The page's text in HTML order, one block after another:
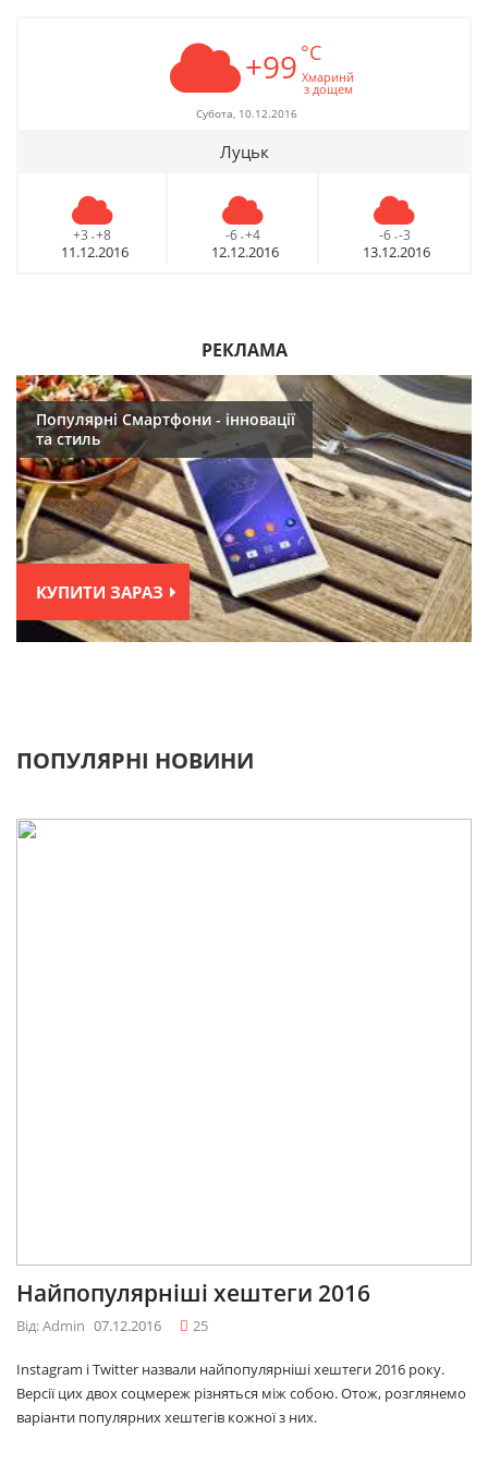
+99 °C
Хмаринй
з дощем
Субота, 10.12.2016
Луцьк
+3 - +8
11.12.2016
-6 - +4
12.12.2016
-6 - -3
13.12.2016
РЕКЛАМА
Популярні Смартфони - інновації
та стиль
КУПИТИ ЗАРАЗ
ПОПУЛЯРНІ НОВИНИ
Найпопулярніші хештеги 2016
Від: Admin 07.12.2016 25
Instagram і Twitter назвали найпопулярніші хештеги 2016 року.
Версії цих двох соцмереж різняться між собою. Отож, розглянемо
варіанти популярних хештегів кожної з них.